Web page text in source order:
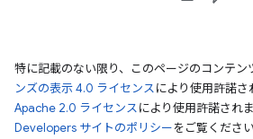
特に記載のない限り、このページのコンテン
ンズの表示 4.0 ライセンスにより使用許諾
Apache 2.0 ライセンスにより使用許諾され
Developers サイトのポリシーをご覧くださ